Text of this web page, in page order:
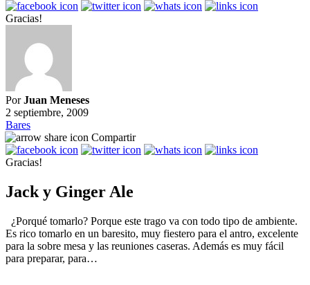
Gracias!
PorJuan Meneses
2 septiembre, 2009
Bares
Compartir
Gracias!
Jack y Ginger Ale
¿Porqué tomarlo? Porque este trago va con todo tipo de ambiente.
Es rico tomarlo en un baresito, muy fiestero para el antro, excelente
para la sobre mesa y las reuniones caseras. Además es muy fácil
para preparar, para…